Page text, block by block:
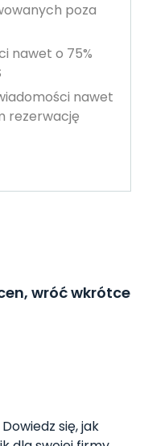
poza
nawet o 75%
nawet
rezerwację
wróć wkrótce
się, jak